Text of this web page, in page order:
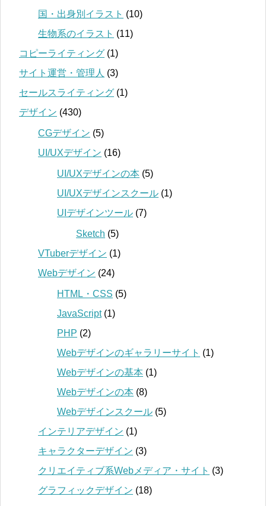
国・出身別イラスト (10)
生物系のイラスト (11)
コピーライティング (1)
サイト運営・管理人 (3)
セールスライティング (1)
デザイン (430)
CGデザイン (5)
UI/UXデザイン (16)
UI/UXデザインの本 (5)
UI/UXデザインスクール (1)
UIデザインツール (7)
Sketch (5)
VTuberデザイン (1)
Webデザイン (24)
HTML・CSS (5)
JavaScript(1)
PHP (2)
Webデザインのギャラリーサイト (1)
Webデザインの基本 (1)
Webデザインの本 (8)
Webデザインスクール (5)
インテリアデザイン (1)
キャラクターデザイン (3)
クリエイティブ系Webメディア・サイト (3)
グラフィックデザイン (18)